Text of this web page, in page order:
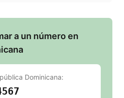
a un número en
Dominicana: